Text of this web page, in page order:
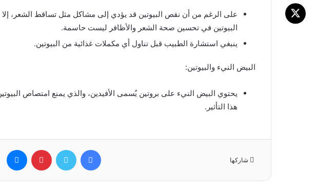
على الرغم من أن نقص البيوتين قد يؤدي إلى مشاكل مثل تساقط الشعر، إلا
البيوتين في تحسين صحة الشعر والأظافر ليست حاسمة.
ينبغي استشارة الطبيب قبل تناول أي مكملات غذائية من البيوتين.
البيض النيء والبيوتين:
يحتوي البيض النيء على بروتين يُسمى الأفيدين، والذي يمنع امتصاص
هذا التأثير.
شاركها
فيسبوك تويتر بينتيريست